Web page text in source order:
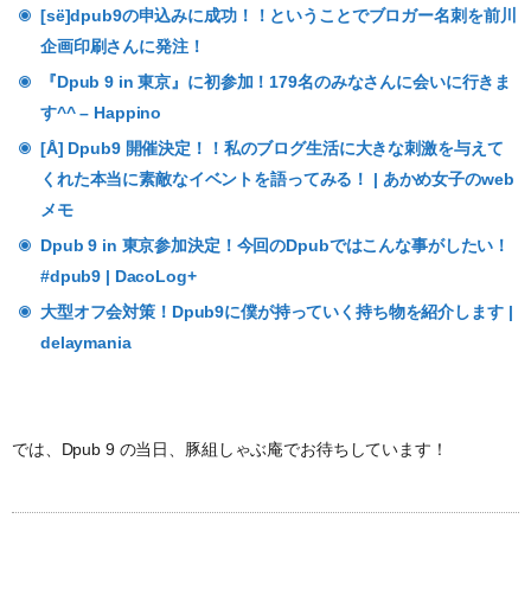
[së]dpub9の申込みに成功！！ということでブロガー名刺を前川
企画印刷さんに発注！
『Dpub 9 in 東京』に初参加！179名のみなさんに会いに行きま
す^^ – Happino
[Å] Dpub9 開催決定！！私のブログ生活に大きな刺激を与えて
くれた本当に素敵なイベントを語ってみる！ | あかめ女子のweb
メモ
Dpub 9 in 東京参加決定！今回のDpubではこんな事がしたい！
#dpub9 | DacoLog+
大型オフ会対策！Dpub9に僕が持っていく持ち物を紹介します |
delaymania
では、Dpub 9 の当日、豚組しゃぶ庵でお待ちしています！